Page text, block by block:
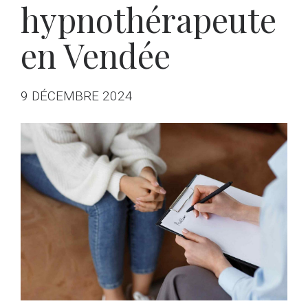
hypnothérapeute
en Vendée
9 DÉCEMBRE 2024